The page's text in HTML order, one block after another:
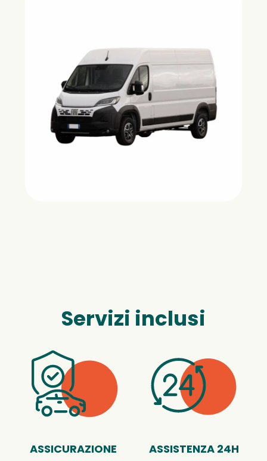
Servizi inclusi
ASSICURAZIONE ASSISTENZA 24H